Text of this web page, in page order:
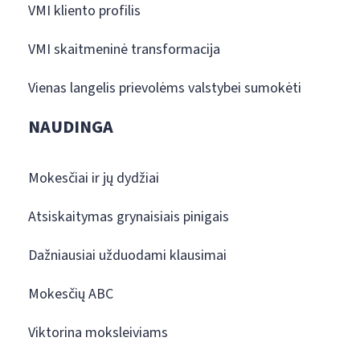
VMI kliento profilis
VMI skaitmeninė transformacija
Vienas langelis prievolėms valstybei sumokėti
NAUDINGA
Mokesčiai ir jų dydžiai
Atsiskaitymas grynaisiais pinigais
Dažniausiai užduodami klausimai
Mokesčių ABC
Viktorina moksleiviams